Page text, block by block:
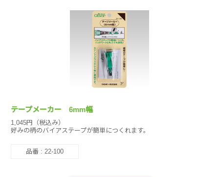
テープメーカー 6mm幅
1,045円（税込み）
好みの柄のバイアステープが簡単につくれます。
品番 : 22-100